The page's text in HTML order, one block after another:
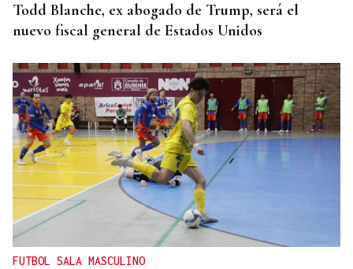
Todd Blanche, ex abogado de Trump, será el
nuevo fiscal general de Estados Unidos
FUTBOL SALA MASCULINO